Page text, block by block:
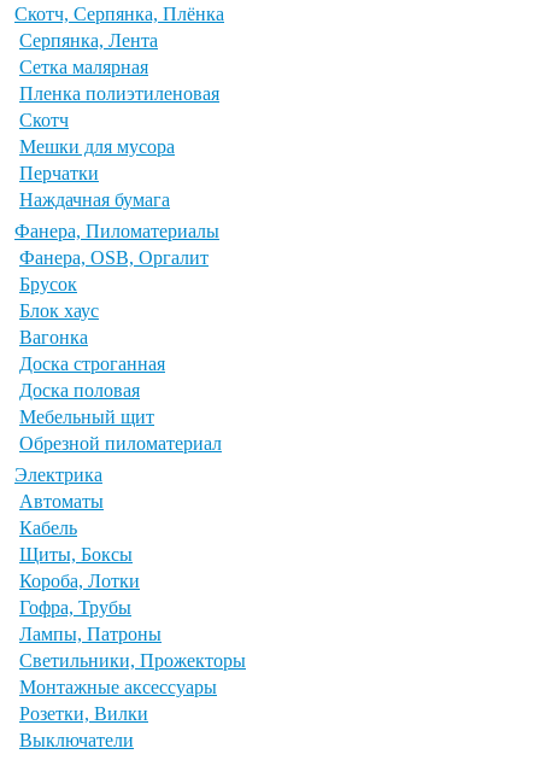
Скотч, Серпянка, Плёнка
Серпянка, Лента
Сетка малярная
Пленка полиэтиленовая
Скотч
Мешки для мусора
Перчатки
Наждачная бумага
Фанера, Пиломатериалы
Фанера, OSB, Оргалит
Брусок
Блок хаус
Вагонка
Доска строганная
Доска половая
Мебельный щит
Обрезной пиломатериал
Электрика
Автоматы
Кабель
Щиты, Боксы
Короба, Лотки
Гофра, Трубы
Лампы, Патроны
Светильники, Прожекторы
Монтажные аксессуары
Розетки, Вилки
Выключатели